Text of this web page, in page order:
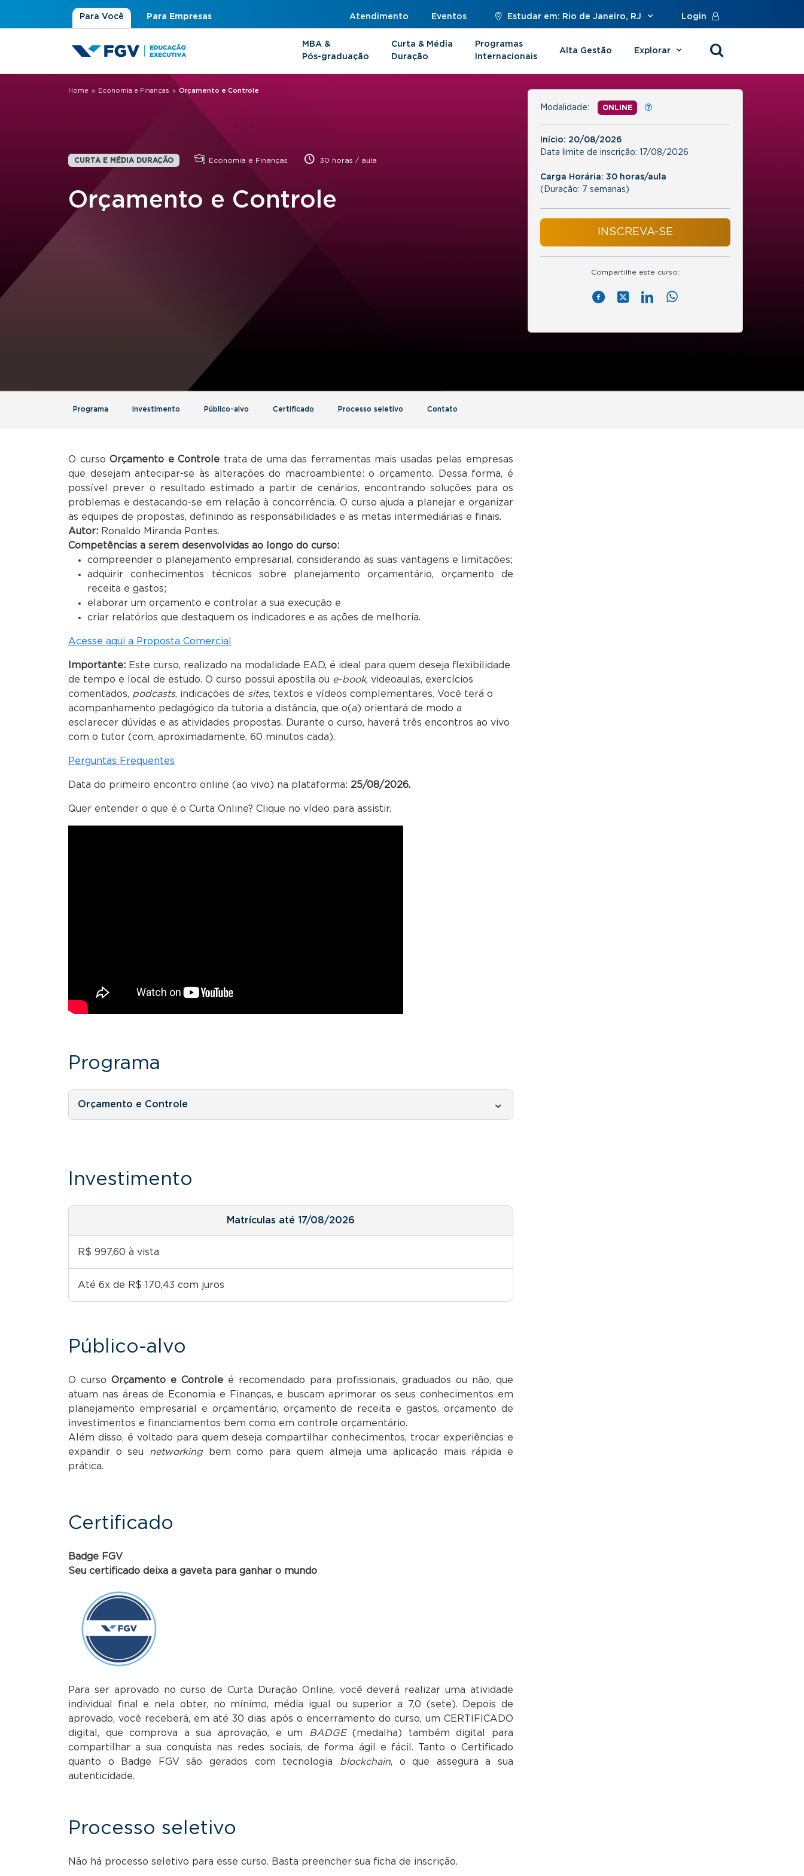
Para Você Para Empresas Atendimento Eventos Estudar em: Rio de Janeiro, RJ Login
MBA &
Pós-graduação
Curta & Média
Duração
Programas
Internacionais
Alta Gestão Explorar
Modalidade: ONLINE
Início: 20/08/2026
Data limite de inscrição: 17/08/2026
Carga Horária: 30 horas/aula
(Duração: 7 semanas)
INSCREVA-SE
Compartilhe este curso:
Você está aqui
Home » Economia e Finanças » Orçamento e Controle
CURTA E MÉDIA DURAÇÃO Economia e Finanças 30 horas / aula
Orçamento e Controle
Programa Investimento Público-alvo Certificado Processo seletivo Contato
O cursoOrçamento e Controle trata de uma das ferramentas mais usadas pelas empresas
que desejam antecipar-se às alterações do macroambiente: o orçamento. Dessa forma, é
possível prever o resultado estimado a partir de cenários, encontrando soluções para os
problemas e destacando-se em relação à concorrência. O curso ajuda a planejar e organizar
as equipes de propostas, definindo as responsabilidades e as metas intermediárias e finais.
Autor: Ronaldo Miranda Pontes.
Competências a serem desenvolvidas ao longo do curso:
compreender o planejamento empresarial, considerando as suas vantagens e limitações;
adquirir conhecimentos técnicos sobre planejamento orçamentário, orçamento de
receita e gastos;
elaborar um orçamento e controlar a sua execução e
criar relatórios que destaquem os indicadores e as ações de melhoria.
Acesse aqui a Proposta Comercial
Importante: Este curso, realizado na modalidade EAD, é ideal para quem deseja flexibilidade
de tempo e local de estudo. O curso possui apostila ou e-book, videoaulas, exercícios
comentados, podcasts, indicações de sites, textos e vídeos complementares. Você terá o
acompanhamento pedagógico da tutoria a distância, que o(a) orientará de modo a
esclarecer dúvidas e as atividades propostas. Durante o curso, haverá três encontros ao vivo
com o tutor (com, aproximadamente, 60 minutos cada).
Perguntas Frequentes
Data do primeiro encontro online (ao vivo) na plataforma: 25/08/2026.
Quer entender o que é o Curta Online? Clique no vídeo para assistir.
Programa
Orçamento e Controle
Investimento
Matrículas até 17/08/2026
R$ 997,60 à vista
Até 6x de R$ 170,43 com juros
Público-alvo
O curso Orçamento e Controle é recomendado para profissionais, graduados ou não, que
atuam nas áreas de Economia e Finanças, e buscam aprimorar os seus conhecimentos em
planejamento empresarial e orçamentário, orçamento de receita e gastos, orçamento de
investimentos e financiamentos bem como em controle orçamentário.
Além disso, é voltado para quem deseja compartilhar conhecimentos, trocar experiências e
expandir o seu networkingbem como para quem almeja uma aplicação mais rápida e
prática.
Certificado
Badge FGV
Seu certificado deixa a gaveta para ganhar o mundo
Para ser aprovado no curso de Curta Duração Online, você deverá realizar uma atividade
individual final e nela obter, no mínimo, média igual ou superior a 7,0 (sete). Depois de
aprovado, você receberá, em até 30 dias após o encerramento do curso, um CERTIFICADO
digital, que comprova a sua aprovação, e um
BADGE(medalha) também digital para
compartilhar a sua conquista nas redes sociais, de forma ágil e fácil. Tanto o Certificado
quanto o Badge FGV são gerados com tecnologia blockchain, o que assegura a sua
autenticidade.
Processo seletivo
Não há processo seletivo para esse curso. Basta preencher sua ficha de inscrição.